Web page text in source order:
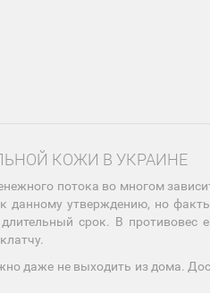
КОЖИ В УКРАИНЕ
потока во многом
данному утверждению, но
срок. В противовес
даже не выходить из дома.